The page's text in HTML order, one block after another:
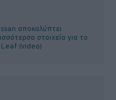
αποκαλύπτει
στοιχεία για το
Leaf (video)